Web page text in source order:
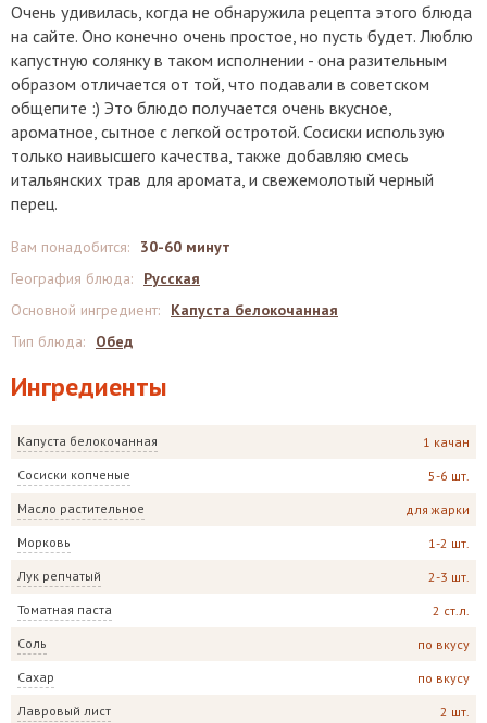
Очень удивилась, когда не обнаружила рецепта этого блюда
на сайте. Оно конечно очень простое, но пусть будет. Люблю
капустную солянку в таком исполнении - она разительным
образом отличается от той, что подавали в советском
общепите :) Это блюдо получается очень вкусное,
ароматное, сытное с легкой остротой. Сосиски использую
только наивысшего качества, также добавляю смесь
итальянских трав для аромата, и свежемолотый черный
перец.
Ингредиенты
Капуста белокочанная 1 качан
Сосиски копченые 5-6 шт.
Масло растительное для жарки
Морковь 1-2 шт.
Лук репчатый 2-3 шт.
Томатная паста 2 ст.л.
Соль по вкусу
Сахар по вкусу
Лавровый лист 2 шт.
Вам понадобится:
30-60 минут
География блюда:
Русская
Основной ингредиент:
Капуста белокочанная
Тип блюда: Обед